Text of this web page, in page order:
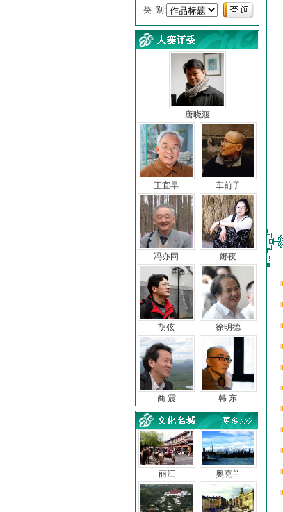
类 别:
唐晓渡
王宜早 车前子
冯亦同 娜夜
胡弦 徐明德
商 震 韩 东
丽江 奥克兰